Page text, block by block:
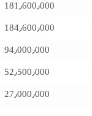
181٫600٫000
184٫600٫000
94٫000٫000
52٫500٫000
27٫000٫000